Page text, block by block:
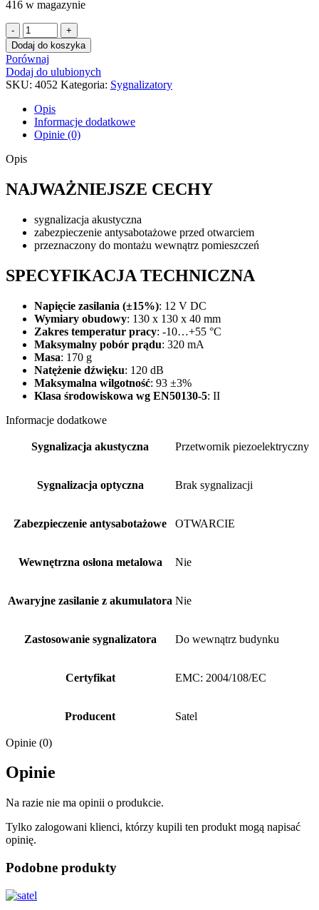
416 w magazynie
ilość
Sygnalizator
wewnętrzny
SATEL
SPW-
100
Dodaj do koszyka
Porównaj
Dodaj do ulubionych
SKU: 4052 Kategoria: Sygnalizatory
Opis
Informacje dodatkowe
Opinie (0)
Opis
NAJWAŻNIEJSZE CECHY
sygnalizacja akustyczna
zabezpieczenie antysabotażowe przed otwarciem
przeznaczony do montażu wewnątrz pomieszczeń
SPECYFIKACJA TECHNICZNA
Napięcie zasilania (±15%): 12 V DC
Wymiary obudowy: 130 x 130 x 40 mm
Zakres temperatur pracy: -10…+55 °C
Maksymalny pobór prądu: 320 mA
Masa: 170 g
Natężenie dźwięku: 120 dB
Maksymalna wilgotność: 93 ±3%
Klasa środowiskowa wg EN50130-5: II
Informacje dodatkowe
Sygnalizacja akustyczna Przetwornik piezoelektryczny
Sygnalizacja optyczna Brak sygnalizacji
Zabezpieczenie antysabotażowe OTWARCIE
Wewnętrzna osłona metalowa Nie
Awaryjne zasilanie z akumulatora Nie
Zastosowanie sygnalizatora Do wewnątrz budynku
Certyfikat EMC: 2004/108/EC
Producent Satel
Opinie (0)
Opinie
Na razie nie ma opinii o produkcie.
Tylko zalogowani klienci, którzy kupili ten produkt mogą napisać
opinię.
Podobne produkty